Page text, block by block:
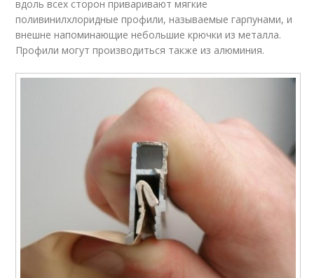
вдоль всех сторон приваривают мягкие
поливинилхлоридные профили, называемые гарпунами, и
внешне напоминающие небольшие крючки из металла.
Профили могут производиться также из алюминия.